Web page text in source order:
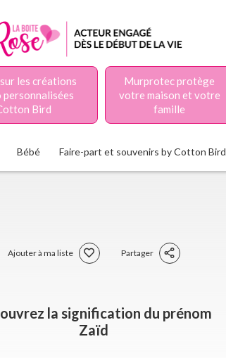
les créations
personnalisées
Bird
Murprotec protège
votre maison et votre
famille
Bébé Faire-part et souvenirs by Cotton Bird
Ajouter à ma liste Partager
la signification du prénom
Zaïd